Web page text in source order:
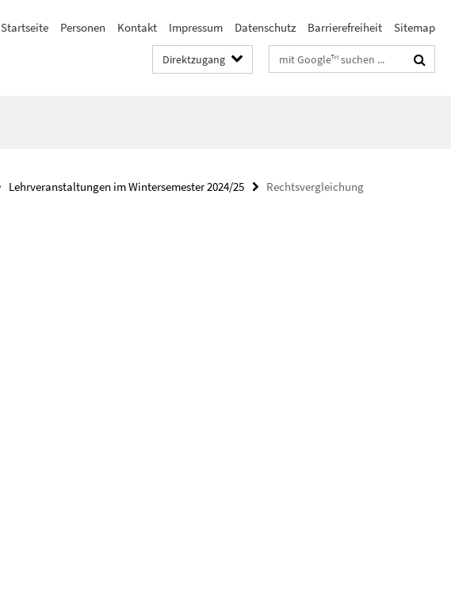
Startseite Personen Kontakt Impressum Datenschutz Barrierefreiheit Sitemap
Direktzugang Suchbegriffe
Lehrveranstaltungen im Wintersemester 2024/25 Rechtsvergleichung